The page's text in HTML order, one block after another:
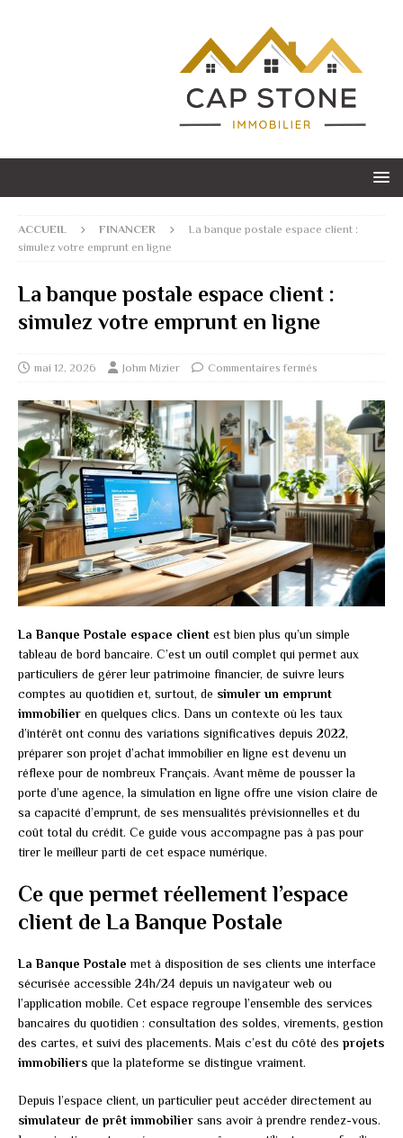
ACCUEIL FINANCER
La banque postale espace client :
simulez votre emprunt en ligne
La banque postale espace client :
simulez votre emprunt en ligne
mai 12, 2026 Johm Mizier Commentaires fermés
La Banque Postale espace client est bien plus qu’un simple
tableau de bord bancaire. C’est un outil complet qui permet aux
particuliers de gérer leur patrimoine financier, de suivre leurs
comptes au quotidien et, surtout, de simuler un emprunt
immobilier en quelques clics. Dans un contexte où les taux
d’intérêt ont connu des variations significatives depuis 2022,
préparer son projet d’achat immobilier en ligne est devenu un
réflexe pour de nombreux Français. Avant même de pousser la
porte d’une agence, la simulation en ligne offre une vision claire de
sa capacité d’emprunt, de ses mensualités prévisionnelles et du
coût total du crédit. Ce guide vous accompagne pas à pas pour
tirer le meilleur parti de cet espace numérique.
Ce que permet réellement l’espace
client de La Banque Postale
La Banque Postale met à disposition de ses clients une interface
sécurisée accessible 24h/24 depuis un navigateur web ou
l’application mobile. Cet espace regroupe l’ensemble des services
bancaires du quotidien : consultation des soldes, virements, gestion
des cartes, et suivi des placements. Mais c’est du côté des projets
immobiliers que la plateforme se distingue vraiment.
Depuis l’espace client, un particulier peut accéder directement au
simulateur de prêt immobilier sans avoir à prendre rendez-vous.